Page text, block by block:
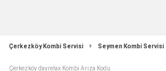
Çerkezköy Kombi Servisi Seymen Kombi Servisi
Çerkezköy dayrelax Kombi Arıza Kodu